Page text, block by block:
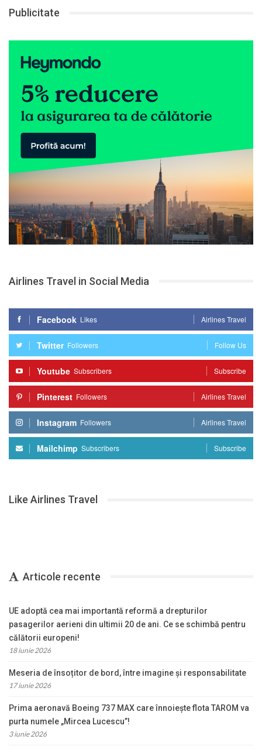
Publicitate
Airlines Travel in Social Media
Facebook Likes Airlines Travel
Twitter Followers Follow Us
Youtube Subscribers Subscribe
Pinterest Followers Airlines Travel
Instagram Followers Airlines Travel
Mailchimp Subscribers Subscribe
Like Airlines Travel
Articole recente
UE adoptă cea mai importantă reformă a drepturilor
pasagerilor aerieni din ultimii 20 de ani. Ce se schimbă pentru
călătorii europeni!
18 iunie 2026
Meseria de însoțitor de bord, între imagine și responsabilitate
17 iunie 2026
Prima aeronavă Boeing 737 MAX care înnoiește flota TAROM va
purta numele „Mircea Lucescu”!
3 iunie 2026